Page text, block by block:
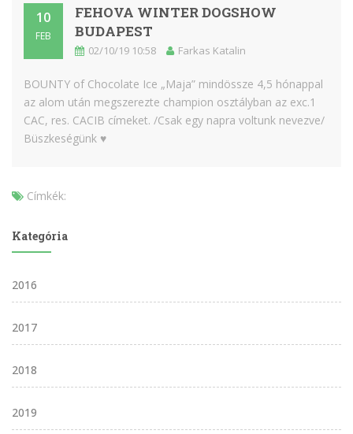
10
FEB
FEHOVA WINTER DOGSHOW
BUDAPEST
02/10/19 10:58 Farkas Katalin
BOUNTY of Chocolate Ice „Maja” mindössze 4,5 hónappal
az alom után megszerezte champion osztályban az exc.1
CAC, res. CACIB címeket. /Csak egy napra voltunk nevezve/
Büszkeségünk ♥
Címkék:
Kategória
2016
2017
2018
2019